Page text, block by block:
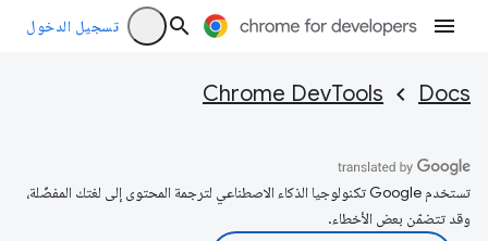
تسجيل الدخول
Docs
Chrome DevTools
تستخدم Google تكنولوجيا الذكاء الاصطناعي لترجمة المحتوى إلى لغتك المفضّلة،
وقد تتضمّن بعض الأخطاء.